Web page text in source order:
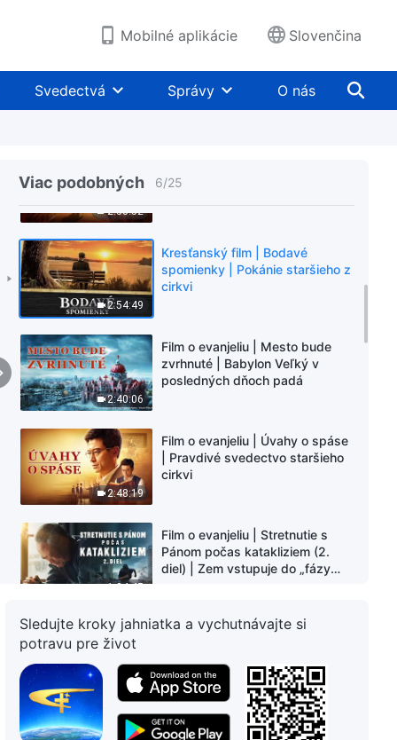
Mobilné aplikácie Slovenčina
Svedectvá Správy O nás
Viac podobných 6/25
človek môže získať Božie
požehnanie
2:58:52
2:54:49
Kresťanský film | Bodavé
spomienky | Pokánie staršieho z
cirkvi
2:40:06
Film o evanjeliu | Mesto bude
zvrhnuté | Babylon Veľký v
posledných dňoch padá
2:48:19
Film o evanjeliu | Úvahy o spáse
| Pravdivé svedectvo staršieho
cirkvi
1:34:45
Film o evanjeliu | Stretnutie s
Pánom počas katakliziem (2.
diel) | Zem vstupuje do „fázy
začína odpočítavať čas. Našli
ste spôsob, ako prežiť?
2:25:23
Film o evanjeliu | Cesta do
nástrah | Cesta do nebeského
kráľovstva je tu
Kresťanský film | Viera v Boha
Sledujte kroky jahniatka a vychutnávajte si
potravu pre život